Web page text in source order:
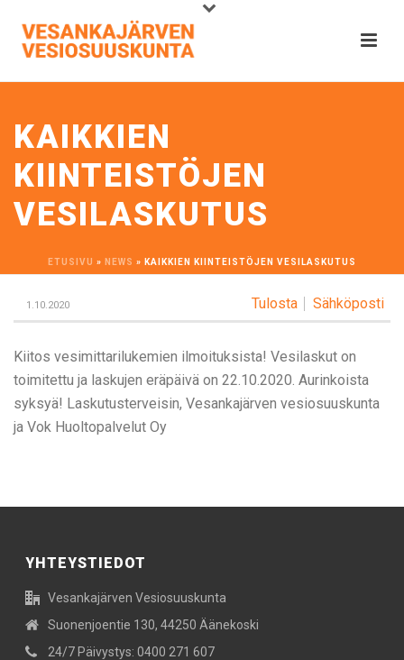
KAIKKIEN
KIINTEISTÖJEN
VESILASKUTUS
ETUSIVU » NEWS » KAIKKIEN KIINTEISTÖJEN VESILASKUTUS
Tulosta Sähköposti
1.10.2020
Kiitos vesimittarilukemien ilmoituksista! Vesilaskut on
toimitettu ja laskujen eräpäivä on 22.10.2020. Aurinkoista
syksyä! Laskutusterveisin, Vesankajärven vesiosuuskunta
ja Vok Huoltopalvelut Oy
YHTEYSTIEDOT
Vesankajärven Vesiosuuskunta
Suonenjoentie 130, 44250 Äänekoski
24/7 Päivystys: 0400 271 607